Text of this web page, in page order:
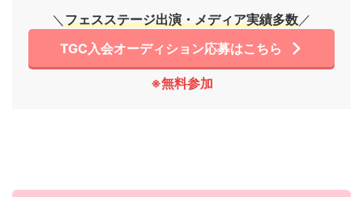
＼ フェスステージ出演・メディア実績多数／
TGC入会オーディション応募はこちら
※無料参加